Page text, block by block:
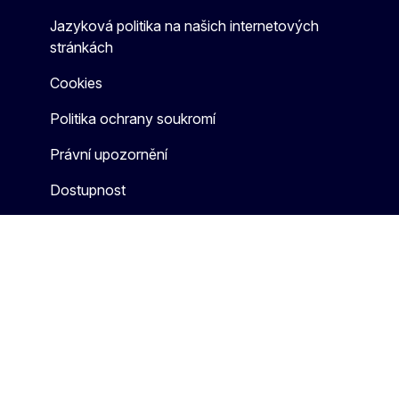
Jazyková politika na našich internetových
stránkách
Cookies
Politika ochrany soukromí
Právní upozornění
Dostupnost